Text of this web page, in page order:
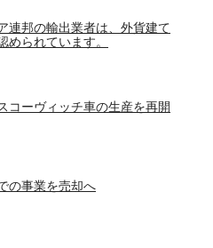
連邦の輸出業者は、外貨建て
られています。
コーヴィッチ車の生産を再開
の事業を売却へ